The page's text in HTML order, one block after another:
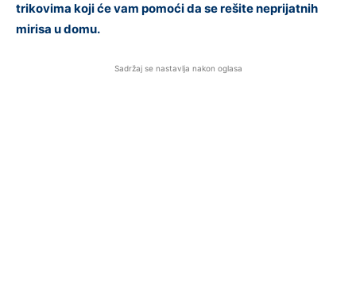
trikovima koji će vam pomoći da se rešite neprijatnih
mirisa u domu.
Sadržaj se nastavlja nakon oglasa